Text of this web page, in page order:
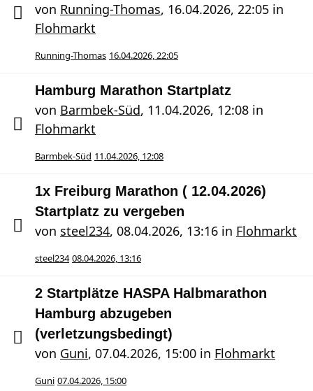
von Running-Thomas, 16.04.2026, 22:05 in
Flohmarkt
Running-Thomas 16.04.2026, 22:05
Hamburg Marathon Startplatz
von Barmbek-Süd, 11.04.2026, 12:08 in
Flohmarkt
Barmbek-Süd 11.04.2026, 12:08
1x Freiburg Marathon ( 12.04.2026)
Startplatz zu vergeben
von steel234, 08.04.2026, 13:16 in Flohmarkt
steel234 08.04.2026, 13:16
2 Startplätze HASPA Halbmarathon
Hamburg abzugeben
(verletzungsbedingt)
von Guni, 07.04.2026, 15:00 in Flohmarkt
Guni 07.04.2026, 15:00